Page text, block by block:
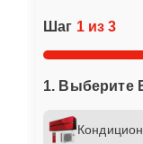
Шаг 1 из 3
1. Выберите